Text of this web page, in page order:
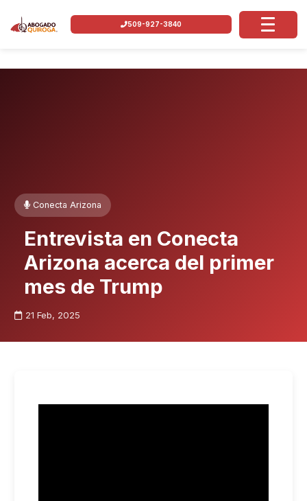
509-927-3840
Conecta Arizona
Entrevista en Conecta
Arizona acerca del primer
mes de Trump
21 Feb, 2025